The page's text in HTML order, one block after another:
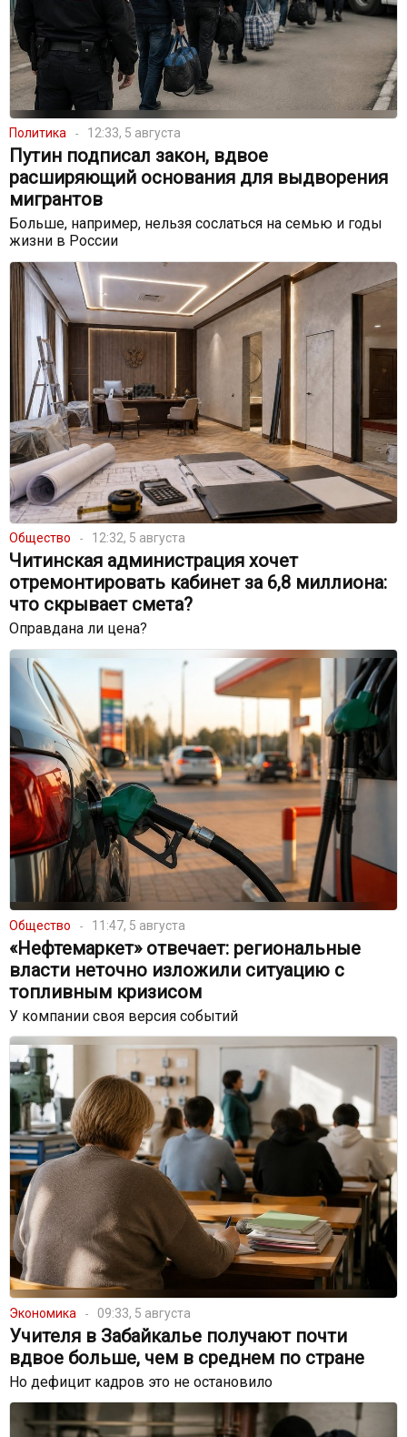
Политика 12:33, 5 августа
Путин подписал закон, вдвое
расширяющий основания для выдворения
мигрантов
Больше, например, нельзя сослаться на семью и годы
жизни в России
Общество 12:32, 5 августа
Читинская администрация хочет
отремонтировать кабинет за 6,8 миллиона:
что скрывает смета?
Оправдана ли цена?
Общество 11:47, 5 августа
«Нефтемаркет» отвечает: региональные
власти неточно изложили ситуацию с
топливным кризисом
У компании своя версия событий
Экономика 09:33, 5 августа
Учителя в Забайкалье получают почти
вдвое больше, чем в среднем по стране
Но дефицит кадров это не остановило